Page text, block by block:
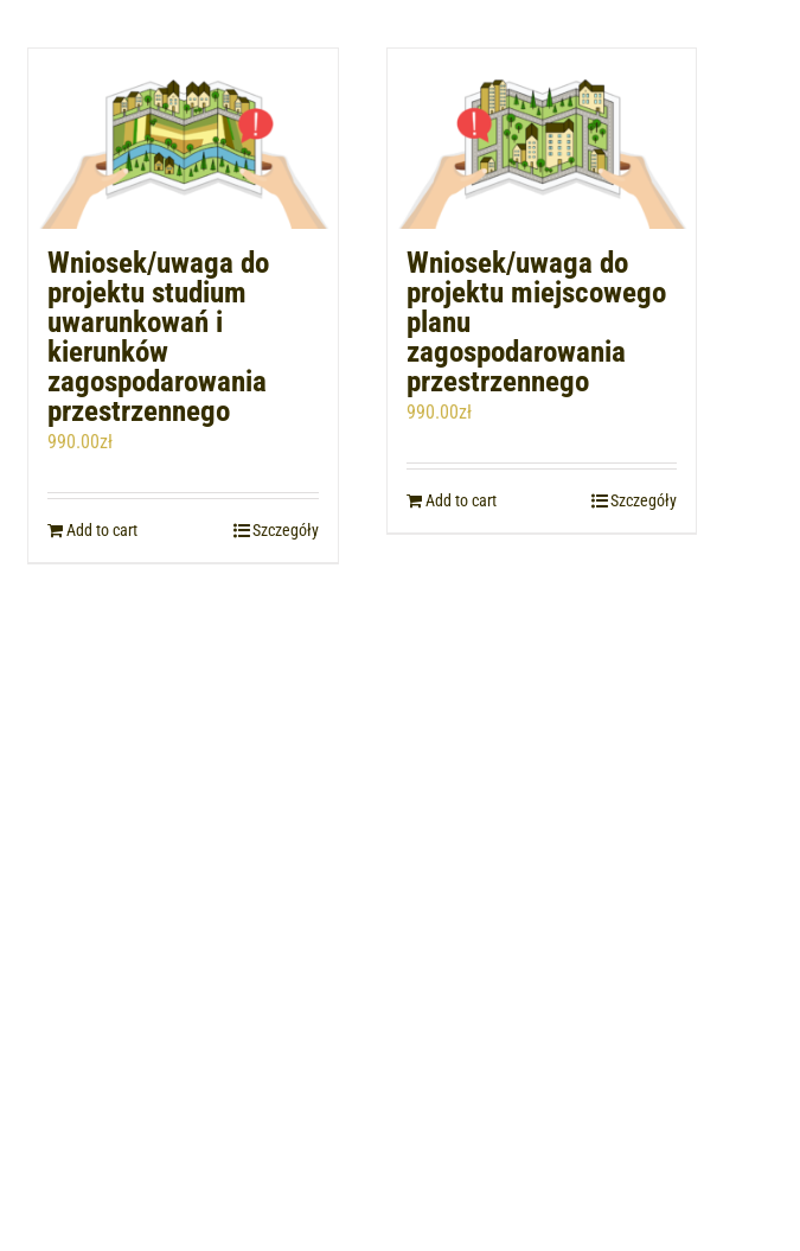
Wniosek/uwaga do
projektu studium
uwarunkowań i
kierunków
zagospodarowania
przestrzennego
990.00zł
Add to cart Szczegóły
Wniosek/uwaga do
projektu miejscowego
planu
zagospodarowania
przestrzennego
990.00zł
Add to cart Szczegóły